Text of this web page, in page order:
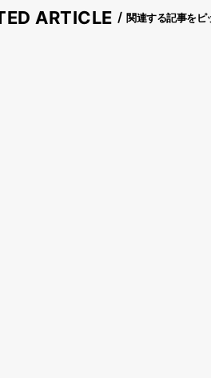
ARTICLE 関連する記事をピ